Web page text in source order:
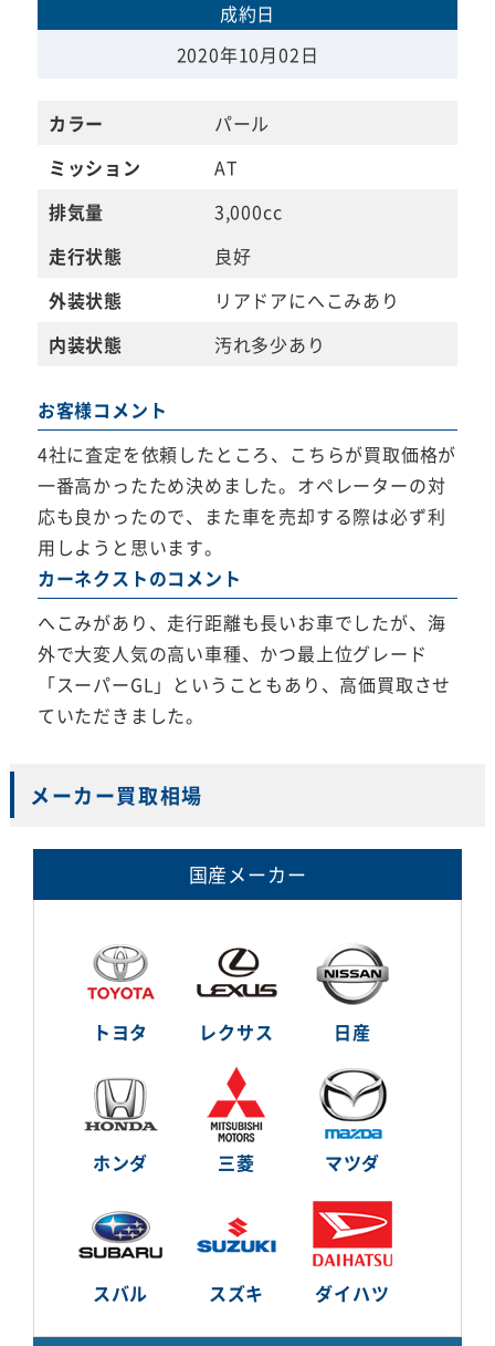
成約日
2020年10月02日
カラー
パール
ミッション
AT
排気量
3,000cc
走行状態
良好
外装状態
リアドアにへこみあり
内装状態
汚れ多少あり
お客様コメント
4社に査定を依頼したところ、こちらが買取価格が
一番高かったため決めました。オペレーターの対
応も良かったので、また車を売却する際は必ず利
用しようと思います。
カーネクストのコメント
へこみがあり、走行距離も長いお車でしたが、海
外で大変人気の高い車種、かつ最上位グレード
「スーパーGL」ということもあり、高価買取させ
ていただきました。
メーカー買取相場
国産メーカー
トヨタ レクサス 日産
ホンダ 三菱 マツダ
スバル スズキ ダイハツ